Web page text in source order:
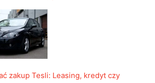
zakup Tesli: Leasing, kredyt czy